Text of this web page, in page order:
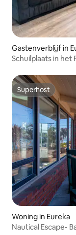
Gastenverblijf in
Schuilplaats in het
Superhost
Superhost
Woning in Eureka
Nautical Escape-